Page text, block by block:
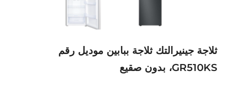
ثلاجة جينيرالتك ثلاجة ببابين موديل رقم
GR510KS، بدون صقيع